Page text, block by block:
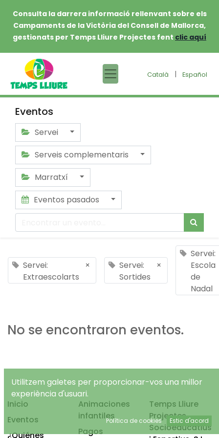
Consulta la darrera informació rellenvant sobre els
Campaments de la Victòria del Consell de Mallorca,
gestionats per Temps Lliure Projectes fent clic aquí
Català | Español
Eventos
Servei
Serveis complementaris
Marratxí
Eventos pasados
Servei:
Extraescolarts
×
Servei:
Sortides
×
Servei:
Escola
de
Nadal
No se encontraron eventos.
Inicio
Eventos
¿Quiénes
Animaciones
infantiles
Pagos
Temps Lliure
Projectes
Socioeducatius
Utilitzem galetes per proporcionar-vos una millor
experiència d'usuari.
Política de cookies Estic d'acord